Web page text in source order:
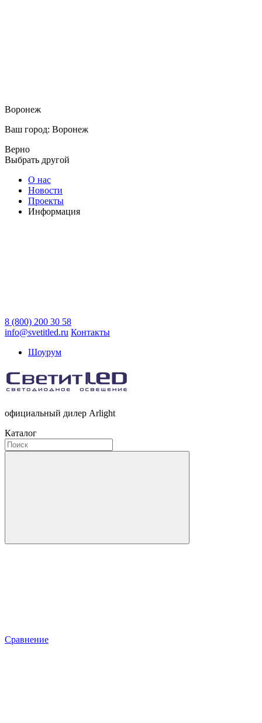
Воронеж
Ваш город: Воронеж
Верно
Выбрать другой
О нас
Новости
Проекты
Информация
8 (800) 200 30 58
info@svetitled.ru Контакты
Шоурум
официальный дилер Arlight
Каталог
Сравнение